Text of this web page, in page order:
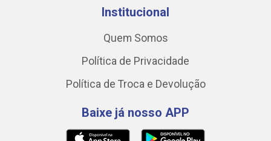
Institucional
Quem Somos
Política de Privacidade
Política de Troca e Devolução
Baixe já nosso APP